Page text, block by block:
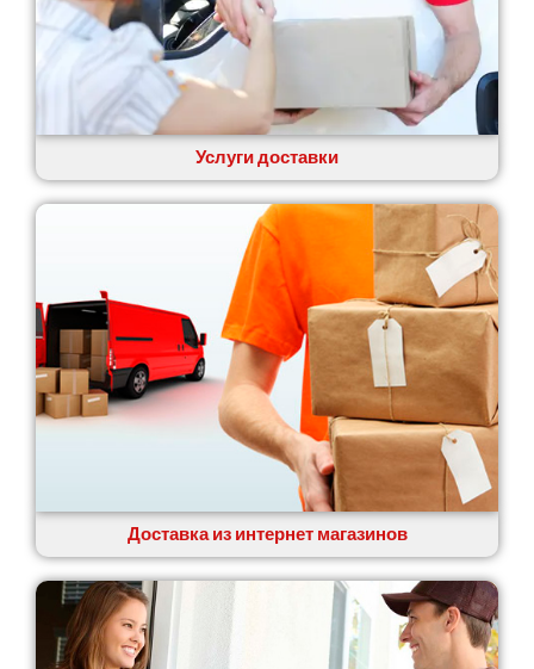
Услуги доставки
Доставка из интернет магазинов